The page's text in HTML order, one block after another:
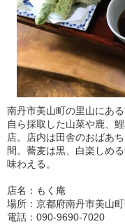
南丹市美山町の里山にあ
自ら採取した山菜や鹿、
店。店内は田舎のおばあ
間。蕎麦は黒、白楽しめ
味わえる。
店名：もく庵
場所：京都府南丹市美山
電話：090-9690-7020